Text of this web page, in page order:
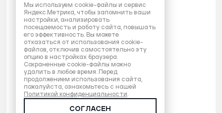
Мы используем cookie-файлы и сервис
Яндекс.Метрика, чтобы запомнить ваши
настройки, анализировать
посещаемость и работу сайта, повышать
его эффективность. Вы можете
отказаться от использования cookie-
файлов, отключив самостоятельно эту
опцию в настройках браузера.
Сохраненные cookie-файлы можно
удалить в любое время. Перед
продолжением использования сайта,
пожалуйста, ознакомьтесь с нашей
Политикой конфиденциальности.
СОГЛАСЕН